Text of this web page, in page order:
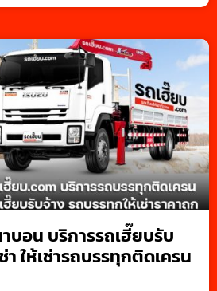
บอน บริการรถเฮี๊ยบรับ
า ให้เช่ารถบรรทุกติดเครน